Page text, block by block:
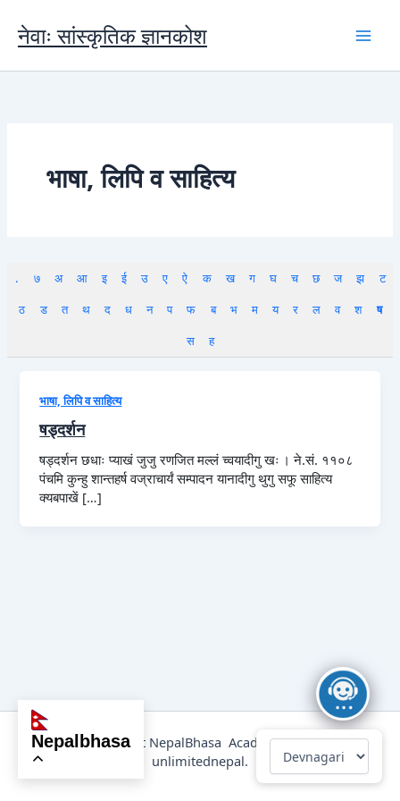
content
नेवाः सांस्कृतिक ज्ञानकोश
भाषा, लिपि व साहित्य
. ७ अ आ इ ई उ ए ऐ क ख ग घ च छ ज झ
ट
ठ
ड त थ द ध न प फ ब भ म य र ल व श
ष
स
ह
भाषा, लिपि व साहित्य
षड्दर्शन
षड्दर्शन छधाः प्याखं जुजु रणजित मल्लं च्वयादीगु खः । ने.सं. ११०८
पंचमि कुन्हु शान्तहर्ष वज्राचार्यं सम्पादन यानादीगु थुगु सफू साहित्य
क्यबपाखें […]
@2025 Copyright NepalBhasa Academy Powered by
unlimitednepal.
nepalbhasa